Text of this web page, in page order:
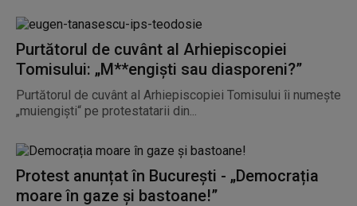
Purtătorul de cuvânt al Arhiepiscopiei
Tomisului: „M**engiști sau diasporeni?”
Purtătorul de cuvânt al Arhiepiscopiei Tomisului îi numește
„muiengiști“ pe protestatarii din...
Protest anunțat în București - „Democrația
moare în gaze și bastoane!”